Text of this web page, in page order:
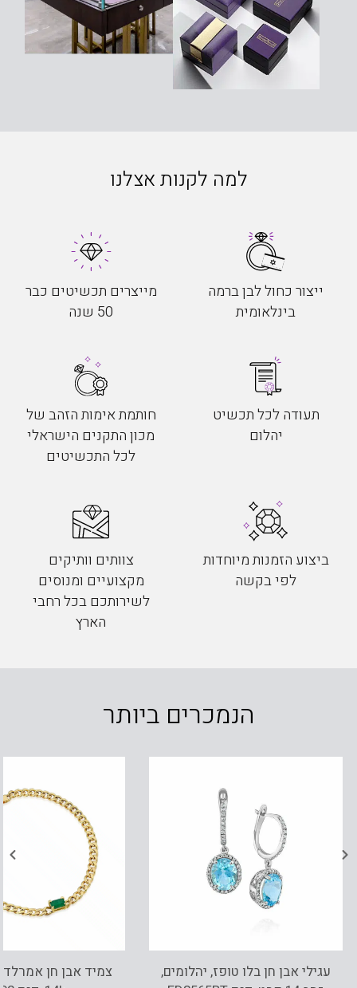
למה לקנות אצלנו
ייצור כחול לבן ברמה
בינלאומית
מייצרים תכשיטים כבר
50 שנה
תעודה לכל תכשיט
יהלום
חותמת אימות הזהב של
מכון התקנים הישראלי
לכל התכשיטים
ביצוע הזמנות מיוחדות
לפי בקשה
צוותים וותיקים
מקצועיים ומנוסים
לשירותכם בכל רחבי
הארץ
הנמכרים ביותר
עגילי אבן חן בלו טופז, יהלומים,
צמיד אבן חן אמרלד